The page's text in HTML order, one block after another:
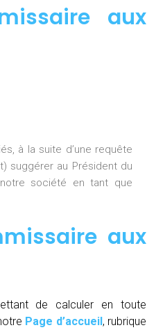
aux
à la suite d’une requête
suggérer au Président du
société en tant que
aux
de calculer en toute
Page d’accueil, rubrique